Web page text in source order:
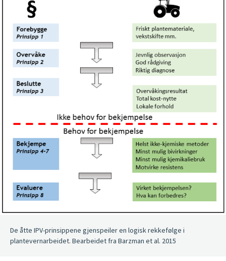
De åtte IPV-prinsippene gjenspeiler en logisk rekkefølge i
plantevernarbeidet. Bearbeidet fra Barzman et al. 2015